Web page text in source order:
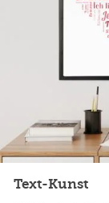
Text-Kunst